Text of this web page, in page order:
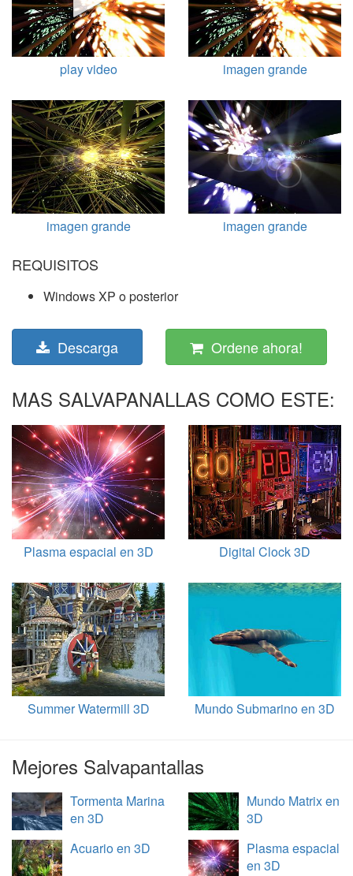
play video imagen grande
imagen grande imagen grande
REQUISITOS
Windows XP o posterior
Descarga Ordene ahora!
MAS SALVAPANALLAS COMO ESTE:
Plasma espacial en 3D Digital Clock 3D
Summer Watermill 3D Mundo Submarino en 3D
Mejores Salvapantallas
Tormenta Marina
en 3D
Mundo Matrix en
3D
Acuario en 3D
Plasma espacial
en 3D